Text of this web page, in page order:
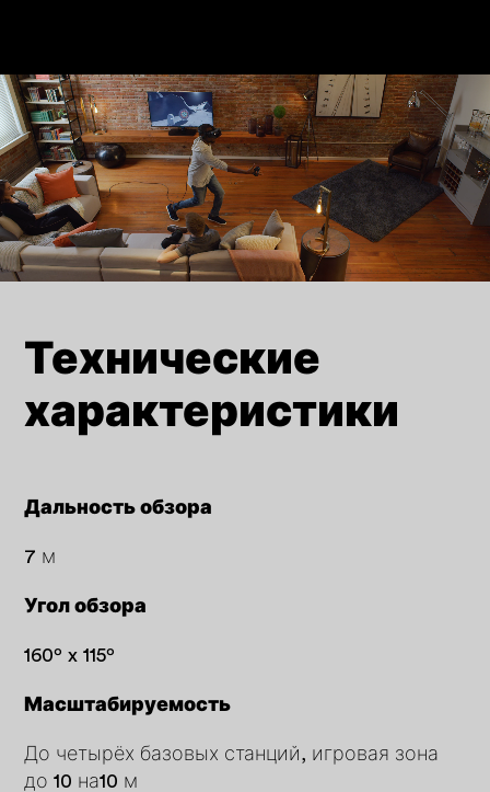
Технические
характеристики
Дальность обзора
7 м
Угол обзора
160º x 115º
Масштабируемость
До четырёх базовых станций, игровая зона
до 10 на10 м